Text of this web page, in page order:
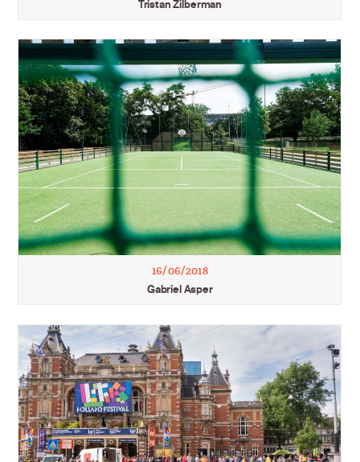
Tristan Zilberman
16/06/2018
Gabriel Asper